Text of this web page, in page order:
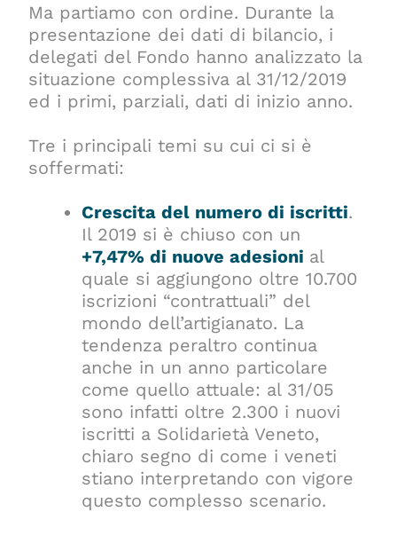
Ma partiamo con ordine. Durante la
presentazione dei dati di bilancio, i
delegati del Fondo hanno analizzato la
situazione complessiva al 31/12/2019
ed i primi, parziali, dati di inizio anno.
Tre i principali temi su cui ci si è
soffermati:
Crescita del numero di iscritti.
Il 2019 si è chiuso con un
+7,47% di nuove adesioni al
quale si aggiungono oltre 10.700
iscrizioni “contrattuali” del
mondo dell’artigianato. La
tendenza peraltro continua
anche in un anno particolare
come quello attuale: al 31/05
sono infatti oltre 2.300 i nuovi
iscritti a Solidarietà Veneto,
chiaro segno di come i veneti
stiano interpretando con vigore
questo complesso scenario.